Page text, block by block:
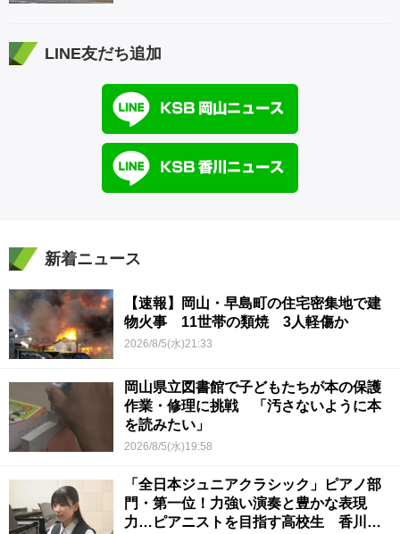
LINE友だち追加
新着ニュース
【速報】岡山・早島町の住宅密集地で建
物火事 11世帯の類焼 3人軽傷か
2026/8/5(水)21:33
岡山県立図書館で子どもたちが本の保護
作業・修理に挑戦 「汚さないように本
を読みたい」
2026/8/5(水)19:58
「全日本ジュニアクラシック」ピアノ部
門・第一位！力強い演奏と豊かな表現
力…ピアニストを目指す高校生 香川